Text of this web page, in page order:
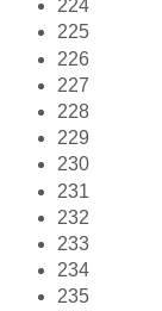
224
225
226
227
228
229
230
231
232
233
234
235